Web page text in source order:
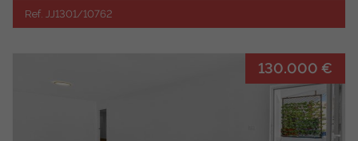
Ref. JJ1301/10762
130.000 €